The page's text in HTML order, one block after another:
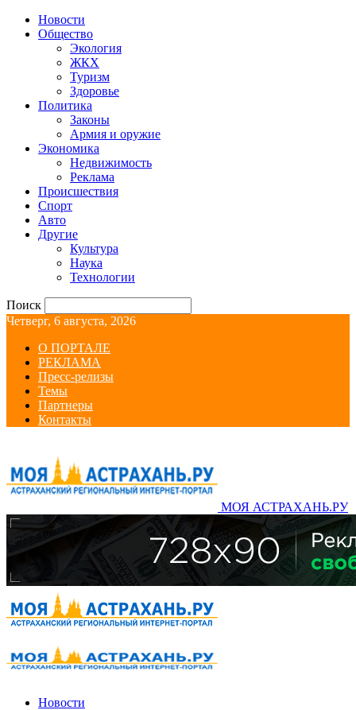
Новости
Общество
Экология
ЖКХ
Туризм
Здоровье
Политика
Законы
Армия и оружие
Экономика
Недвижимость
Реклама
Происшествия
Спорт
Авто
Другие
Культура
Наука
Технологии
Поиск
Четверг, 6 августа, 2026
О ПОРТАЛЕ
РЕКЛАМА
Пресс-релизы
Темы
Партнеры
Контакты
МОЯ АСТРАХАНЬ.РУ
Новости